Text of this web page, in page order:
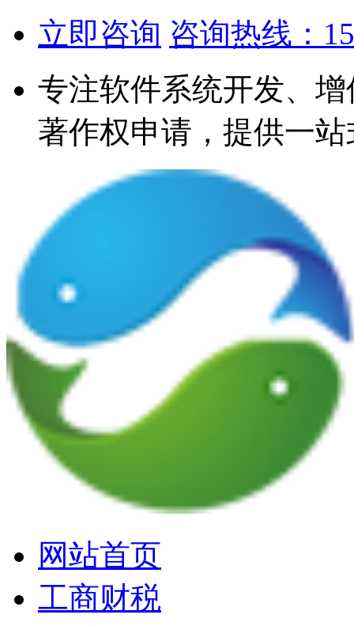
立即咨询 咨询热线：
专注软件系统开发、
著作权申请，提供一
网站首页
工商财税